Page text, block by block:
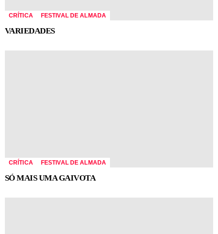
CRÍTICA FESTIVAL DE ALMADA
VARIEDADES
CRÍTICA FESTIVAL DE ALMADA
SÓ MAIS UMA GAIVOTA